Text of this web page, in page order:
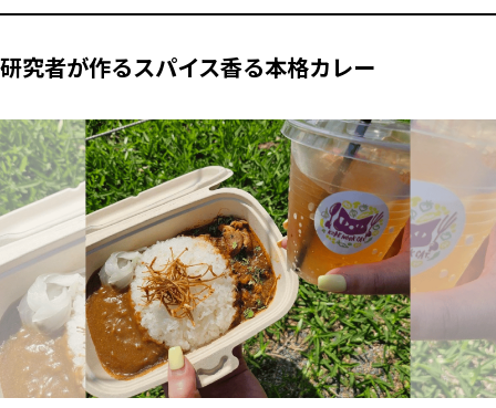
研究者が作るスパイス香る本格カレー